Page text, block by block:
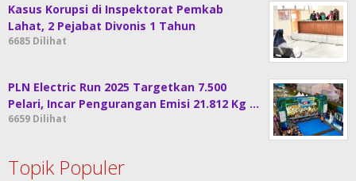
Kasus Korupsi di Inspektorat Pemkab
Lahat, 2 Pejabat Divonis 1 Tahun
6685 Dilihat
PLN Electric Run 2025 Targetkan 7.500
Pelari, Incar Pengurangan Emisi 21.812 Kg …
6659 Dilihat
Topik Populer